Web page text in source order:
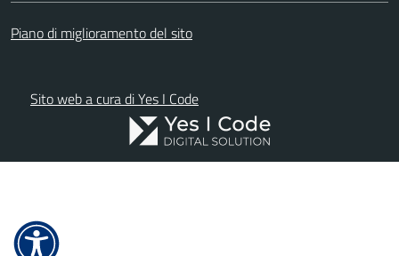
Piano di miglioramento del sito
Sito web a cura di Yes I Code